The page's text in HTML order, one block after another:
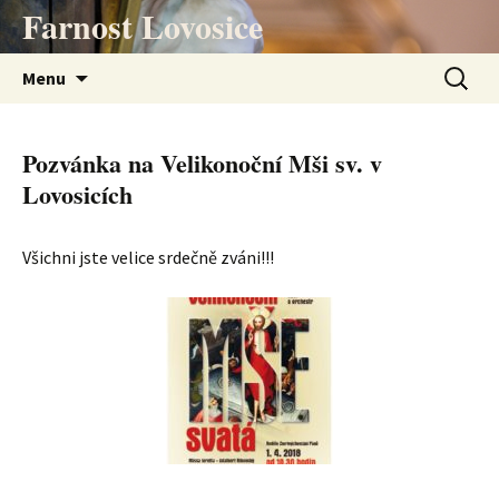
PřejítFarnost Lovosice
Menu
Pozvánka na Velikonoční Mši sv. v
Lovosicích
Všichni jste velice srdečně zváni!!!